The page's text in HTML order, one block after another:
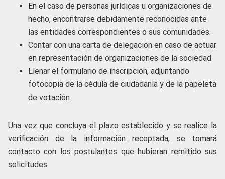
En el caso de personas jurídicas u organizaciones de
hecho, encontrarse debidamente reconocidas ante
las entidades correspondientes o sus comunidades.
Contar con una carta de delegación en caso de actuar
en representación de organizaciones de la sociedad.
Llenar el formulario de inscripción, adjuntando
fotocopia de la cédula de ciudadanía y de la papeleta
de votación.
Una vez que concluya el plazo establecido y se realice la
verificación de la información receptada, se tomará
contacto con los postulantes que hubieran remitido sus
solicitudes.